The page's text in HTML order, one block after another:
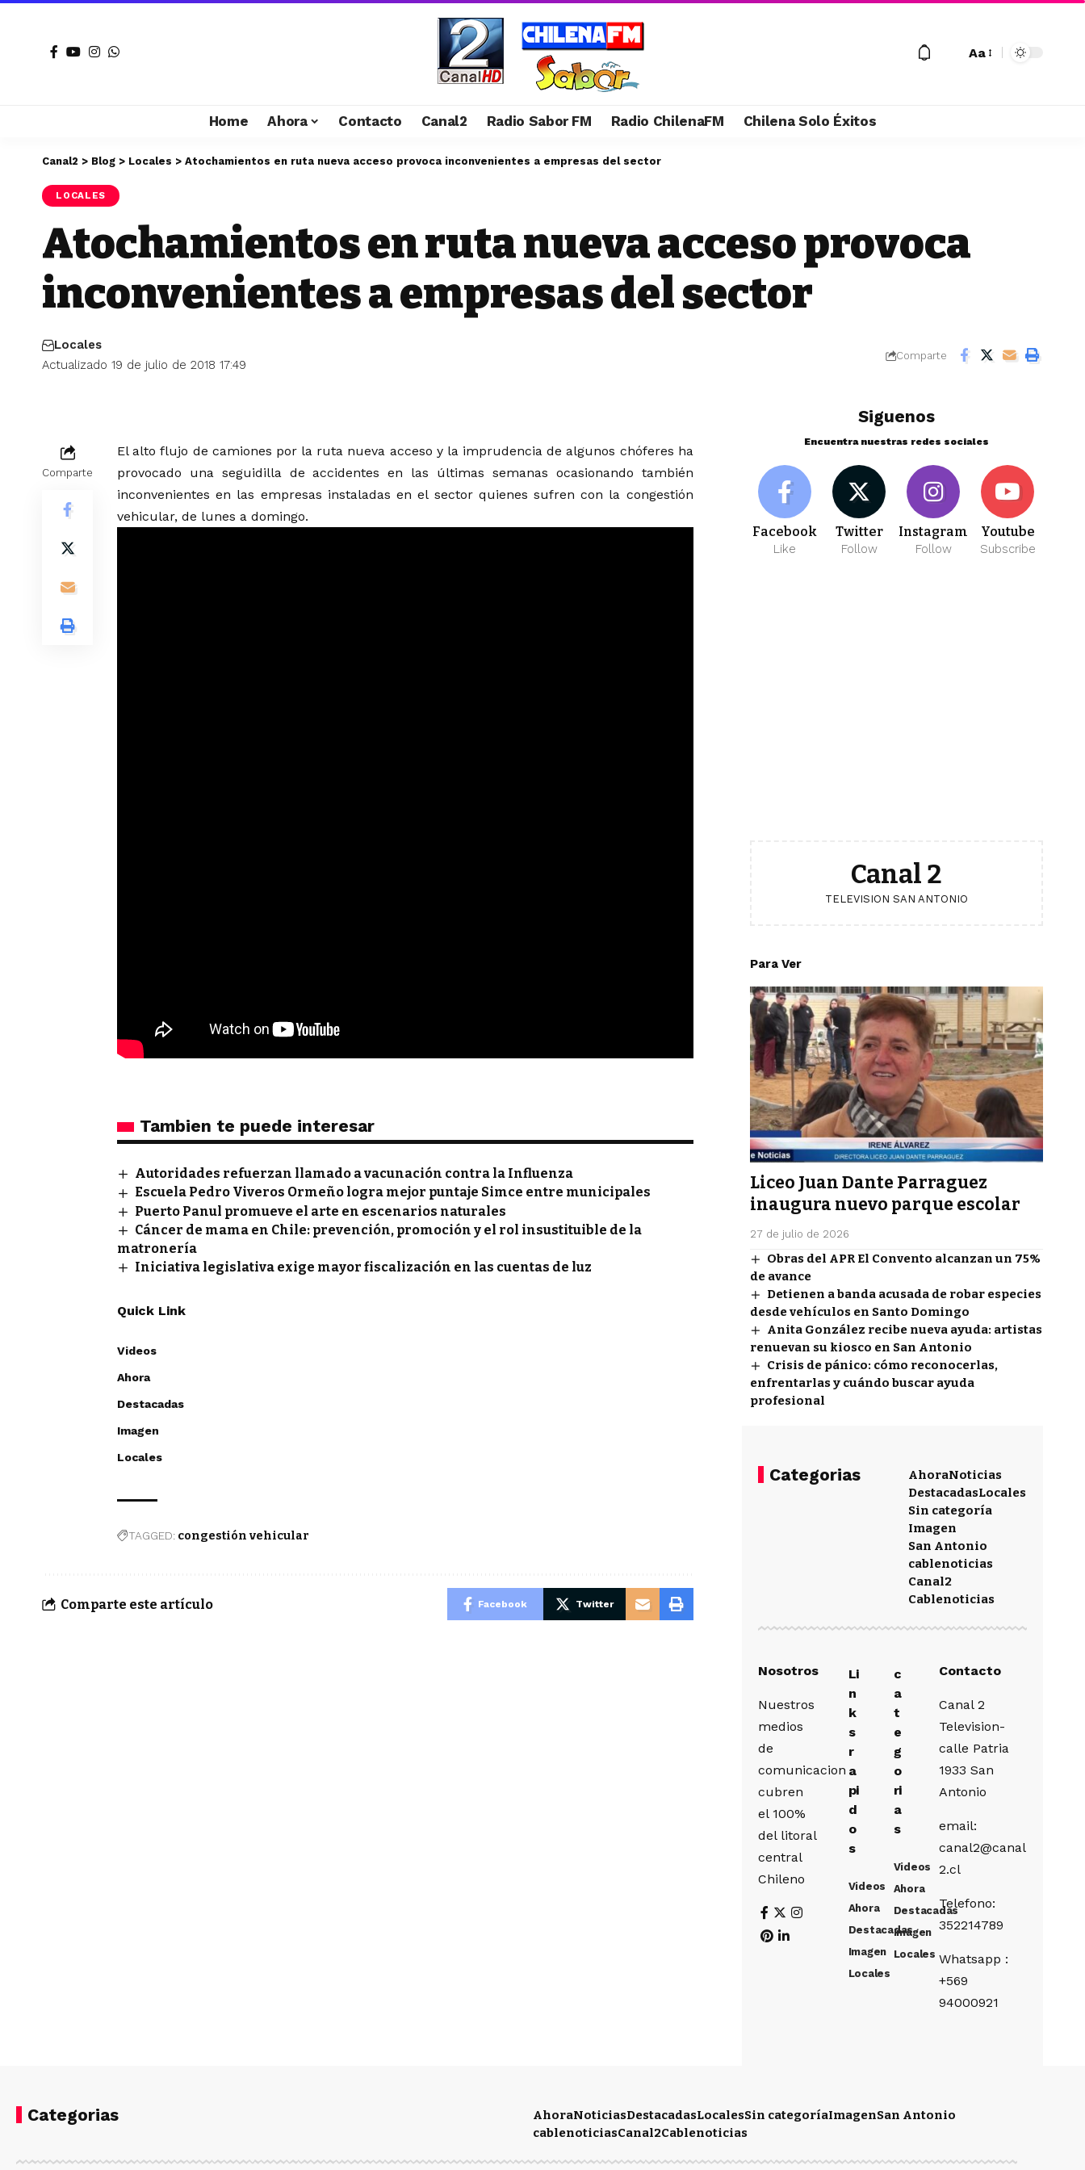
Aa
Home Ahora Contacto Canal2 Radio Sabor FM Radio ChilenaFM Chilena Solo Éxitos
Canal2 > Blog > Locales > Atochamientos en ruta nueva acceso provoca inconvenientes a empresas del sector
LOCALES
Atochamientos en ruta nueva acceso provoca
inconvenientes a empresas del sector
Actualizado 19 de julio de 2018 17:49
Locales
Comparte
Comparte
El alto flujo de camiones por la ruta nueva acceso y la imprudencia de algunos chóferes ha
provocado una seguidilla de accidentes en las últimas semanas ocasionando también
inconvenientes en las empresas instaladas en el sector quienes sufren con la congestión
vehicular, de lunes a domingo.
Tambien te puede interesar
Autoridades refuerzan llamado a vacunación contra la Influenza
Escuela Pedro Viveros Ormeño logra mejor puntaje Simce entre municipales
Puerto Panul promueve el arte en escenarios naturales
Cáncer de mama en Chile: prevención, promoción y el rol insustituible de la
matronería
Iniciativa legislativa exige mayor fiscalización en las cuentas de luz
Quick Link
Videos
Ahora
Destacadas
Imagen
Locales
TAGGED: congestión vehicular
Comparte este artículo Facebook Twitter
Siguenos
Encuentra nuestras redes sociales
Facebook
Like
Twitter
Follow
Instagram
Follow
Youtube
Subscribe
Canal 2
TELEVISION SAN ANTONIO
Para Ver
Liceo Juan Dante Parraguez
inaugura nuevo parque escolar
27 de julio de 2026
Obras del APR El Convento alcanzan un 75%
de avance
Detienen a banda acusada de robar especies
desde vehículos en Santo Domingo
Anita González recibe nueva ayuda: artistas
renuevan su kiosco en San Antonio
Crisis de pánico: cómo reconocerlas,
enfrentarlas y cuándo buscar ayuda
profesional
Categorias AhoraNoticias
DestacadasLocales
Sin categoría
Imagen
San Antonio
cablenoticias
Canal2
Cablenoticias
Nosotros
Nuestros
medios
de
comunicacion
cubren
el 100%
del litoral
central
Chileno
Li
n
k
s
r
a
pi
d
o
s
Videos
Ahora
Destacadas
Imagen
Locales
c
a
t
e
g
o
ri
a
s
Videos
Ahora
Destacadas
Imagen
Locales
Contacto
Canal 2
Television-
calle Patria
1933 San
Antonio
email:
canal2@canal
2.cl
Telefono:
352214789
Whatsapp :
+569
94000921
Categorias AhoraNoticiasDestacadasLocalesSin categoríaImagenSan Antonio
cablenoticiasCanal2Cablenoticias